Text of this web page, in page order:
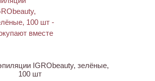
IGRObeauty, зелёные,
100 шт